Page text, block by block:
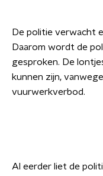
De politie verwacht
Daarom wordt de
gesproken. De
kunnen zijn,
vuurwerkverbod.
Al eerder liet de